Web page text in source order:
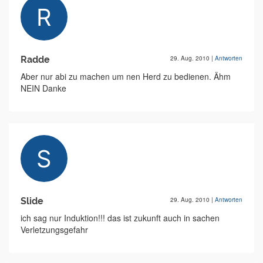
Radde 29. Aug. 2010 | Antworten
Aber nur abi zu machen um nen Herd zu bedienen. Ähm
NEIN Danke
Slide 29. Aug. 2010 | Antworten
ich sag nur Induktion!!! das ist zukunft auch in sachen
Verletzungsgefahr